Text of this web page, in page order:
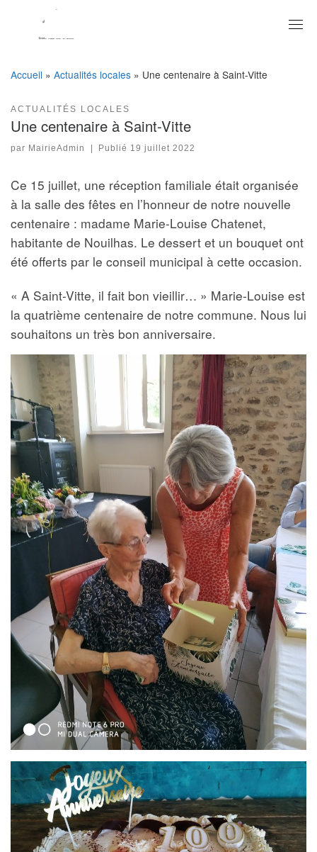
Accueil » Actualités locales » Une centenaire à Saint-Vitte
ACTUALITÉS LOCALES
Une centenaire à Saint-Vitte
par MairieAdmin | Publié 19 juillet 2022
Ce 15 juillet, une réception familiale était organisée
à la salle des fêtes en l’honneur de notre nouvelle
centenaire : madame Marie-Louise Chatenet,
habitante de Nouilhas. Le dessert et un bouquet ont
été offerts par le conseil municipal à cette occasion.
« A Saint-Vitte, il fait bon vieillir… » Marie-Louise est
la quatrième centenaire de notre commune. Nous lui
souhaitons un très bon anniversaire.